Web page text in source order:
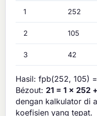
1 252
2 105
3 42
Hasil: fpb(252, 105)
Bézout: 21 = 1 × 252
dengan kalkulator di
koefisien yang tepat.